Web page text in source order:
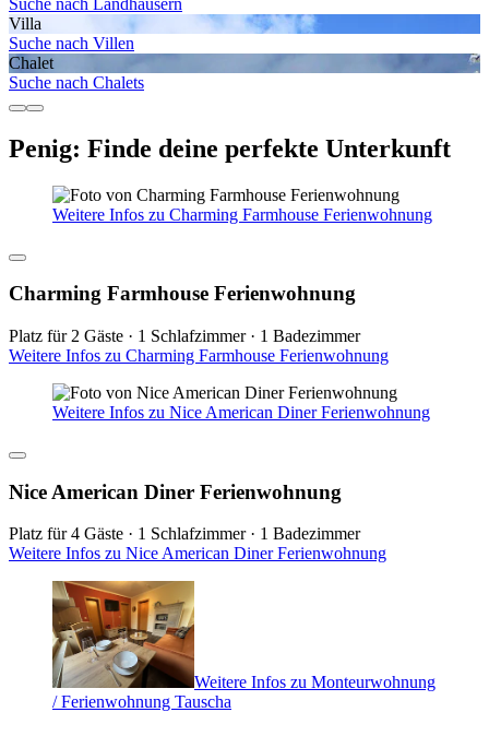
Villa
Suche nach Villen
Chalet
Suche nach Chalets
Penig: Finde deine perfekte Unterkunft
Weitere Infos zu Charming Farmhouse Ferienwohnung
Charming Farmhouse Ferienwohnung
Platz für 2 Gäste · 1 Schlafzimmer · 1 Badezimmer
Weitere Infos zu Charming Farmhouse Ferienwohnung
Weitere Infos zu Nice American Diner Ferienwohnung
Nice American Diner Ferienwohnung
Platz für 4 Gäste · 1 Schlafzimmer · 1 Badezimmer
Weitere Infos zu Nice American Diner Ferienwohnung
Weitere Infos zu Monteurwohnung
/ Ferienwohnung Tauscha